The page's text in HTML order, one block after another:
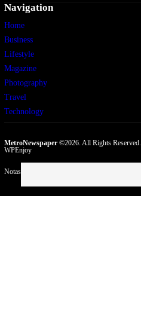
Navigation
Home
Business
Lifestyle
Magazine
Photography
Travel
Technology
MetroNewspaper©2026. All Rights Reserved.
WPEnjoy
Notas